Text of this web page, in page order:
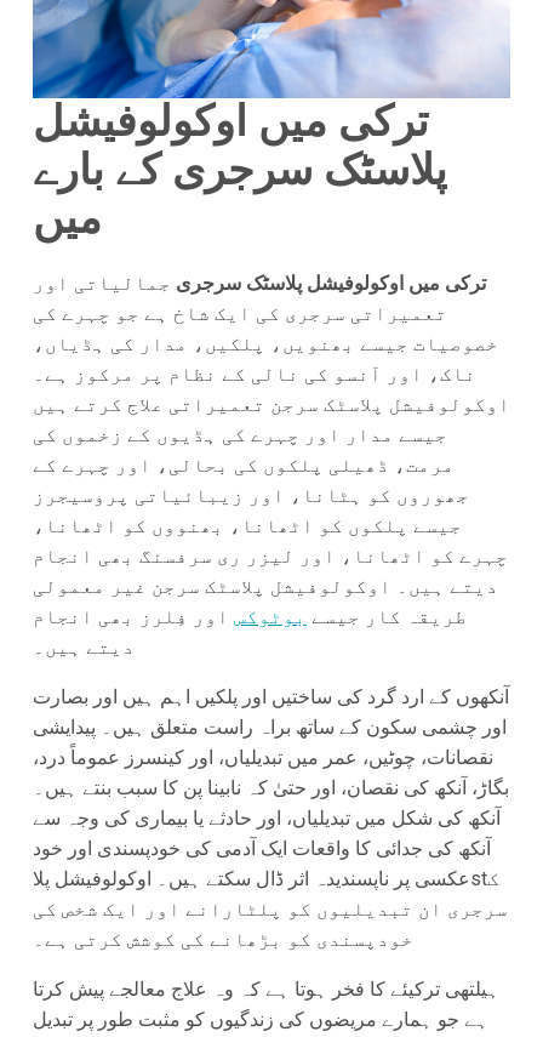
ترکی میں اوکولوفیشل
پلاسٹک سرجری کے بارے
میں
ترکی میں اوکولوفیشل پلاسٹک سرجری جمالیاتی اور
تعمیراتی سرجری کی ایک شاخ ہے جو چہرے کی
خصوصیات جیسے بھنویں، پلکیں، مدار کی ہڈیاں،
ناک، اور آنسو کی نالی کے نظام پر مرکوز ہے۔
اوکولوفیشل پلاسٹک سرجن تعمیراتی علاج کرتے ہیں
جیسے مدار اور چہرے کی ہڈیوں کے زخموں کی
مرمت، ڈھیلی پلکوں کی بحالی، اور چہرے کے
جھوروں کو ہٹانا، اور زیبائیاتی پروسیجرز
جیسے پلکوں کو اٹھانا، بھنووں کو اٹھانا،
چہرے کو اٹھانا، اور لیزر ری سرفسنگ بھی انجام
دیتے ہیں۔ اوکولوفیشل پلاسٹک سرجن غیر معمولی
طریقہ کار جیسے بوٹوکس اور فِلرز بھی انجام
دیتے ہیں۔
آنکھوں کے ارد گرد کی ساختیں اور پلکیں اہم ہیں اور بصارت
اور چشمی سکون کے ساتھ براہ راست متعلق ہیں۔ پیدایشی
نقصانات، چوٹیں، عمر میں تبدیلیاں، اور کینسرز عموماً درد،
بگاڑ، آنکھ کی نقصان، اور حتیٰ کہ نابینا پن کا سبب بنتے ہیں۔
آنکھ کی شکل میں تبدیلیاں، اور حادثے یا بیماری کی وجہ سے
آنکھ کی جدائی کا واقعات ایک آدمی کی خودپسندی اور خود
عکسی پر ناپسندیدہ اثر ڈال سکتے ہیں۔ اوکولوفیشل پلاstک
سرجری ان تبدیلیوں کو پلٹارانے اور ایک شخص کی
خودپسندی کو بڑھانے کی کوشش کرتی ہے۔
ہیلتھی ترکیئے کا فخر ہوتا ہے کہ وہ علاج معالجے پیش کرتا
ہے جو ہمارے مریضوں کی زندگیوں کو مثبت طور پر تبدیل